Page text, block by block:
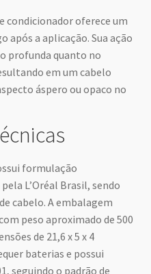
condicionador oferece um
a aplicação. Sua ação
profunda quanto no
em um cabelo
áspero ou opaco no
formulação
L’Oréal Brasil, sendo
cabelo. A embalagem
peso aproximado de 500
de 21,6 x 5 x 4
baterias e possui
seguindo o padrão de